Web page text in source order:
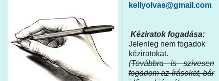
kellyolvas@gmail.com
Kéziratok fogadása:
Jelenleg nem fogadok
kéziratokat.
(Továbbra is szívesen
fogadom az írásokat, bár